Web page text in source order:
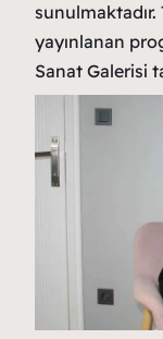
sunulmaktadır.
yayınlanan
Sanat Galerisi